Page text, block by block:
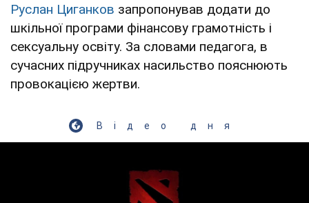
Руслан Циганков запропонував додати до
шкільної програми фінансову грамотність і
сексуальну освіту. За словами педагога, в
сучасних підручниках насильство пояснюють
провокацією жертви.
Відео дня